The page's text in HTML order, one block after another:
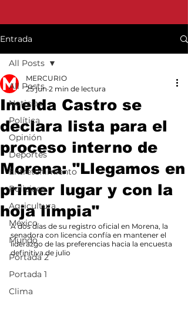
Entrada
All Posts
Noticias
Política
Opinión
Deportes
Entretenimiento
Policiaca
Agricultura
México
Mundo
Portada 2
Portada 1
Clima
All Posts
Imelda Castro se
declara lista para el
proceso interno de
Morena: "Llegamos en
primer lugar y con la
hoja limpia"
MERCURIO
25 jun 2 min de lectura
​A dos días de su registro oficial en Morena, la
senadora con licencia confía en mantener el
liderazgo de las preferencias hacia la encuesta
definitiva de julio